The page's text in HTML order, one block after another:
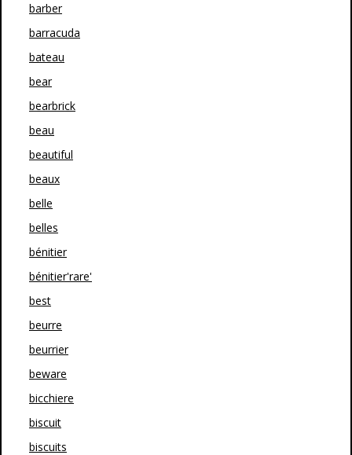
barber
barracuda
bateau
bear
bearbrick
beau
beautiful
beaux
belle
belles
bénitier
bénitier'rare'
best
beurre
beurrier
beware
bicchiere
biscuit
biscuits